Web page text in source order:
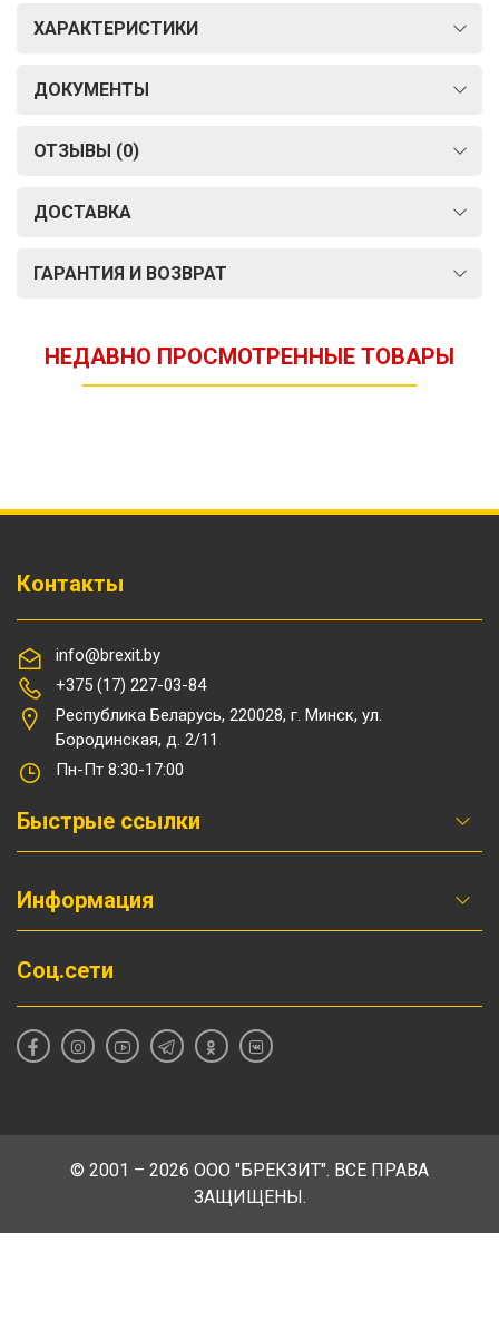
ХАРАКТЕРИСТИКИ
ДОКУМЕНТЫ
ОТЗЫВЫ (0)
ДОСТАВКА
ГАРАНТИЯ И ВОЗВРАТ
НЕДАВНО ПРОСМОТРЕННЫЕ ТОВАРЫ
Контакты
info@brexit.by
+375 (17) 227-03-84
Республика Беларусь, 220028, г. Минск, ул.
Бородинская, д. 2/11
Пн-Пт 8:30-17:00
Быстрые ссылки
Информация
Соц.сети
© 2001 – 2026 ООО "БРЕКЗИТ". ВСЕ ПРАВА
ЗАЩИЩЕНЫ.